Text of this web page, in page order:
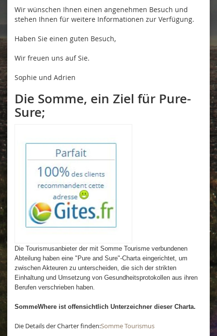
Wir wünschen Ihnen einen angenehmen Besuch und
stehen Ihnen für weitere Informationen zur Verfügung.
Haben Sie einen guten Besuch,
Wir freuen uns auf Sie.
Sophie und Adrien
Die Somme, ein Ziel für Pure-
Sure;
Die Tourismusanbieter der mit Somme Tourisme verbundenen
Abteilung haben eine "Pure and Sure"-Charta eingerichtet, um
zwischen Akteuren zu unterscheiden, die sich der strikten
Einhaltung und Umsetzung von Gesundheitsprotokollen aus ihren
Berufen verschrieben haben.
SommeWhere ist offensichtlich Unterzeichner dieser Charta.
Die Details der Charter finden:Somme Tourismus